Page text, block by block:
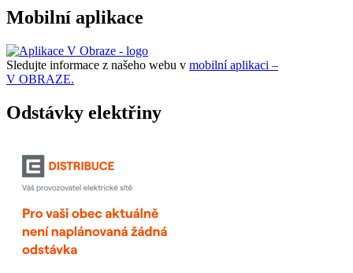
Mobilní aplikace
Sledujte informace z našeho webu v mobilní aplikaci –
V OBRAZE.
Odstávky elektřiny